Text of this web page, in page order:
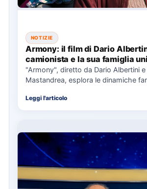
NOTIZIE
Armony: il film di Dario
camionista e la sua famiglia
"Armony", diretto da Dario Albertini e
Mastandrea, esplora le dinamiche
Leggi l'articolo